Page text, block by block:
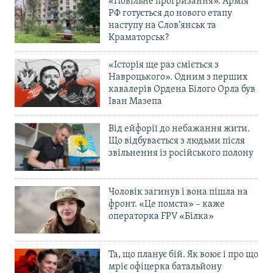
РФ готується до нового етапу
наступу на Слов’янськ та
Краматорськ?
«Історія ще раз сміється з
Навроцького». Одним з перших
кавалерів Ордена Білого Орла був
Іван Мазепа
Від ейфорії до небажання жити.
Що відбувається з людьми після
звільнення із російського полону
Чоловік загинув і вона пішла на
фронт. «Це помста» – каже
операторка FPV «Білка»
Та, що планує бій. Як воює і про що
мріє офіцерка батальйону